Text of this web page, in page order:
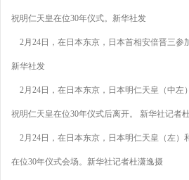
祝明仁天皇在位30年仪式。新华社发
2月24日，在日本东京，日本首相安倍晋三参
新华社发
2月24日，在日本东京，日本明仁天皇（中左
祝明仁天皇在位30年仪式后离开。 新华社记者
2月24日，在日本东京，日本明仁天皇（左）
在位30年仪式会场。新华社记者杜潇逸摄